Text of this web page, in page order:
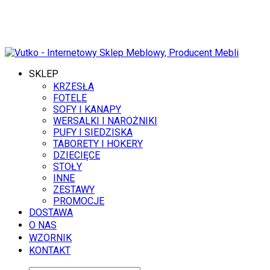
SKLEP
KRZESŁA
FOTELE
SOFY I KANAPY
WERSALKI I NAROŻNIKI
PUFY I SIEDZISKA
TABORETY I HOKERY
DZIECIĘCE
STOŁY
INNE
ZESTAWY
PROMOCJE
DOSTAWA
O NAS
WZORNIK
KONTAKT